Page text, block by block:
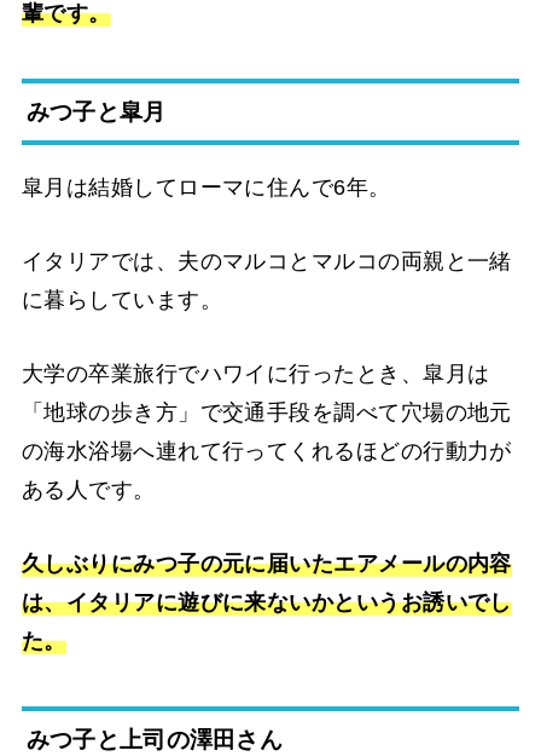
輩です。
みつ子と皐月
皐月は結婚してローマに住んで6年。
イタリアでは、夫のマルコとマルコの両親と一緒
に暮らしています。
大学の卒業旅行でハワイに行ったとき、皐月は
「地球の歩き方」で交通手段を調べて穴場の地元
の海水浴場へ連れて行ってくれるほどの行動力が
ある人です。
久しぶりにみつ子の元に届いたエアメールの内容
は、イタリアに遊びに来ないかというお誘いでし
た。
みつ子と上司の澤田さん